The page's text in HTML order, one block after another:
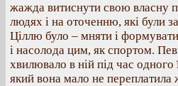
жажда витиснути свою власну
людях і на оточенню, які були
Ціллю було – мняти і
і насолода цим, як спортом.
хвилювало в ній під час одного
який вона мало не переплатила